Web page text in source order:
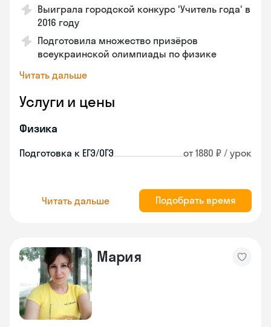
Выиграла городской конкурс 'Учитель года' в
2016 году
Подготовила множество призёров
всеукраинской олимпиады по физике
Читать дальше
Услуги и цены
Физика
Подготовка к ЕГЭ/ОГЭ от 1880 ₽ / урок
Читать дальше Подобрать время
Мария